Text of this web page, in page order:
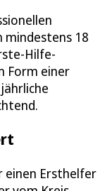
mindestens 18
Hilfe-
Form einer
einen Ersthelfer